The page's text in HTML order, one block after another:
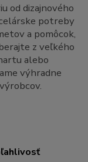
od dizajnového
potreby
a pomôcok,
z veľkého
alebo
výhradne